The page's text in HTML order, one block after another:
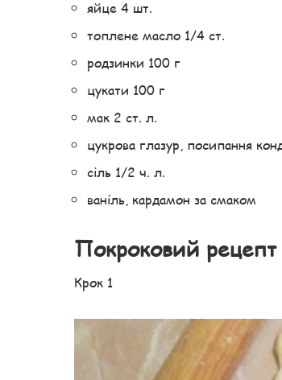
яйце 4 шт.
топлене масло 1/4 ст.
родзинки 100 г
цукати 100 г
мак 2 ст. л.
цукрова глазур, посипання
сіль 1/2 ч. л.
ваніль, кардамон за смаком
Покроковий рецепт
Крок 1